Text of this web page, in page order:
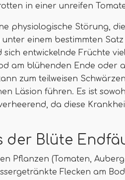
in einer unreifen
physiologische Störung,
einem bestimmten
entwickelnde Früchte
am blühenden Ende oder
zum teilweisen
Läsion führen. Es ist
da diese
der Blüte
Pflanzen (Tomaten,
Flecken am